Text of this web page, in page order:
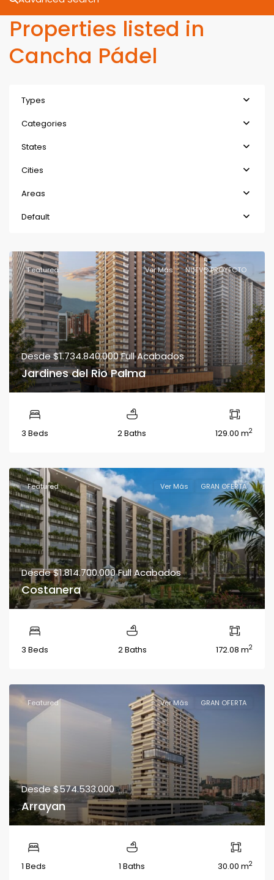
Properties listed in
Cancha Pádel
Types
Categories
States
Cities
Areas
Default
Featured Ver Más NUEVO PROYECTO
Desde$1.734.840.000Full Acabados
Jardines del Rio Palma
3 Beds 2 Baths 129.00 m2
Featured Ver Más GRAN OFERTA
Desde$1.814.700.000Full Acabados
Costanera
3 Beds 2 Baths 172.08 m2
Featured Ver Más GRAN OFERTA
Desde$574.533.000
Arrayan
1 Beds 1 Baths 30.00 m2